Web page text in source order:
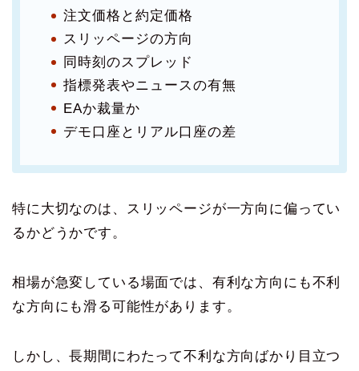
注文価格と約定価格
スリッページの方向
同時刻のスプレッド
指標発表やニュースの有無
EAか裁量か
デモ口座とリアル口座の差
特に大切なのは、スリッページが一方向に偏ってい
るかどうかです。
相場が急変している場面では、有利な方向にも不利
な方向にも滑る可能性があります。
しかし、長期間にわたって不利な方向ばかり目立つ